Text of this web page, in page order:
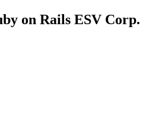
on Rails ESV